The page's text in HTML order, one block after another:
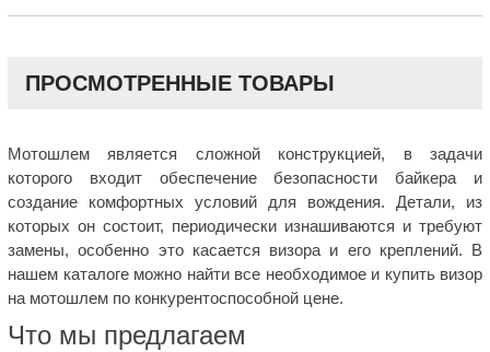
ПРОСМОТРЕННЫЕ ТОВАРЫ
Мотошлем является сложной конструкцией, в задачи
которого входит обеспечение безопасности байкера и
создание комфортных условий для вождения. Детали, из
которых он состоит, периодически изнашиваются и требуют
замены, особенно это касается визора и его креплений. В
нашем каталоге можно найти все необходимое и купить визор
на мотошлем по конкурентоспособной цене.
Что мы предлагаем